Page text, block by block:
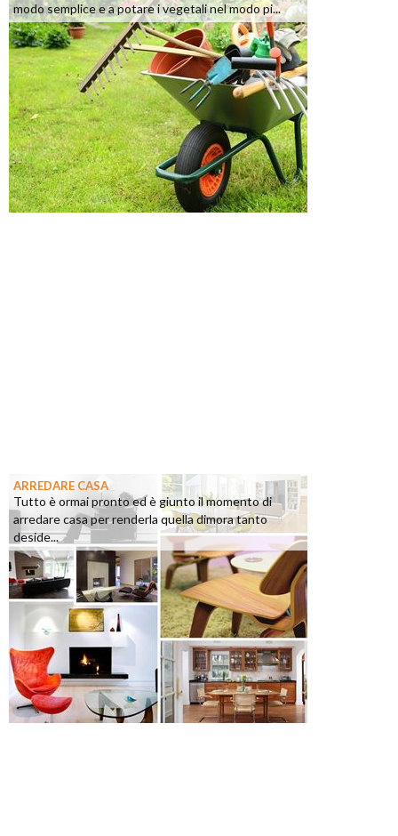
modo semplice e a potare i vegetali nel modo pi...
ARREDARE CASA
Tutto è ormai pronto ed è giunto il momento di
arredare casa per renderla quella dimora tanto
deside...